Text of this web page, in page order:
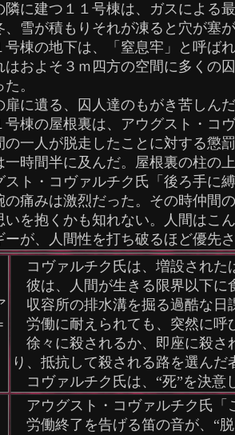
隣に建つ１１号棟は、ガスによる
、雪が積もりそれが凍ると穴が塞
棟の地下は、「窒息牢」と呼ば
およそ３ｍ四方の空間に多くの
。
に遺る、囚人達のもがき苦しん
棟の屋根裏は、アウグスト・コ
一人が脱走したことに対する懲
一時間半に及んだ。屋根裏の柱の
スト・コヴァルチク氏「後ろ手に
の痛みは激烈だった。その時仲間
いを抱くかも知れない。人間はこ
ーが、人間性を打ち破るほど優先
コヴァルチク氏は、増設された
彼は、人間が生きる限界以下に
収容所の排水溝を掘る過酷な日
労働に耐えられても、突然に呼
徐々に殺されるか、即座に殺さ
り、抵抗して殺される路を選んだ
コヴァルチク氏は、“死”を決意
アウグスト・コヴァルチク氏「
労働終了を告げる笛の音が、“